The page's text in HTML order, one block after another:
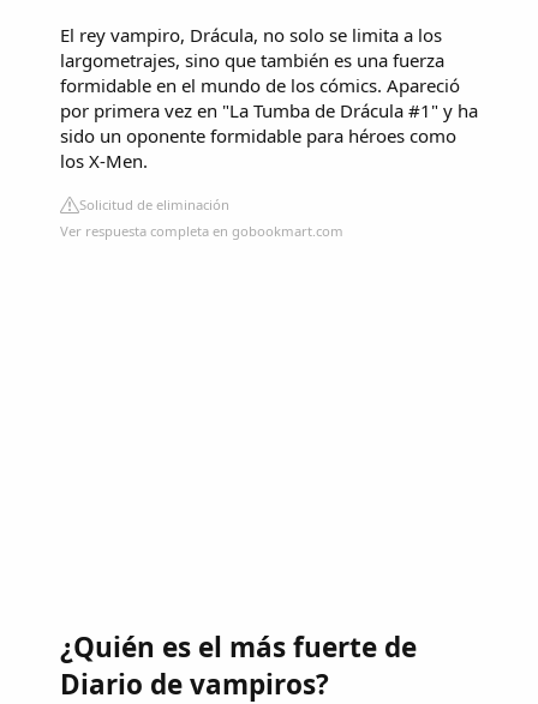
El rey vampiro, Drácula, no solo se limita a los
largometrajes, sino que también es una fuerza
formidable en el mundo de los cómics. Apareció
por primera vez en "La Tumba de Drácula #1" y ha
sido un oponente formidable para héroes como
los X-Men.
Solicitud de eliminación
Ver respuesta completa en gobookmart.com
¿Quién es el más fuerte de
Diario de vampiros?